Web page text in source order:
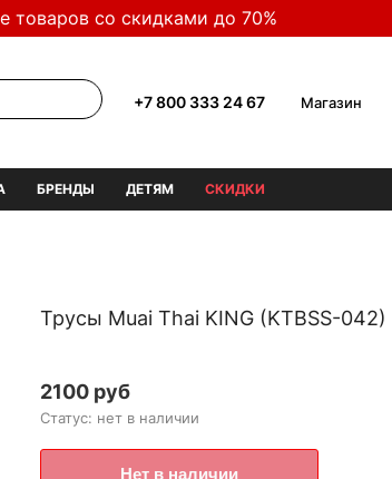
товаров со скидками до 70%
+7 800 333 24 67 Магазин
БРЕНДЫ ДЕТЯМ СКИДКИ
Трусы Muai Thai KING (KTBSS-042)
2100 руб
Статус: нет в наличии